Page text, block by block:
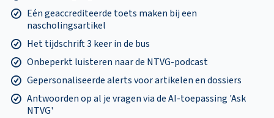
Eén geaccrediteerde toets maken bij een
nascholingsartikel
Het tijdschrift 3 keer in de bus
Onbeperkt luisteren naar de NTVG-podcast
Gepersonaliseerde alerts voor artikelen en dossiers
Antwoorden op al je vragen via de AI-toepassing 'Ask
NTVG'